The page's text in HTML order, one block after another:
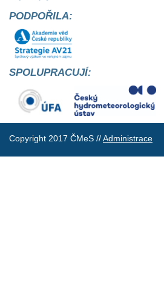
PODPOŘILA:
SPOLUPRACUJÍ:
Copyright 2017 ČMeS //Administrace